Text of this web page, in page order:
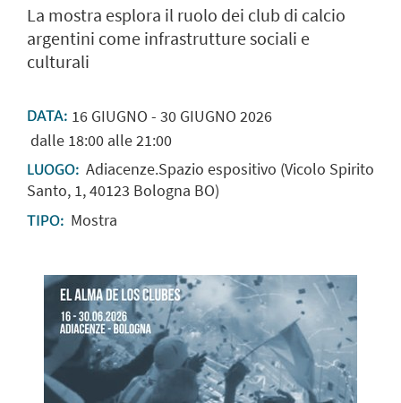
La mostra esplora il ruolo dei club di calcio
argentini come infrastrutture sociali e
culturali
DATA: 16GIUGNO - 30 GIUGNO2026
dalle 18:00 alle 21:00
LUOGO: Adiacenze.Spazio espositivo (Vicolo Spirito
Santo, 1, 40123 Bologna BO)
TIPO: Mostra